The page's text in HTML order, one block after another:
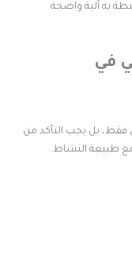
آلية واضحة
بل يجب التأكد من
النشاط.